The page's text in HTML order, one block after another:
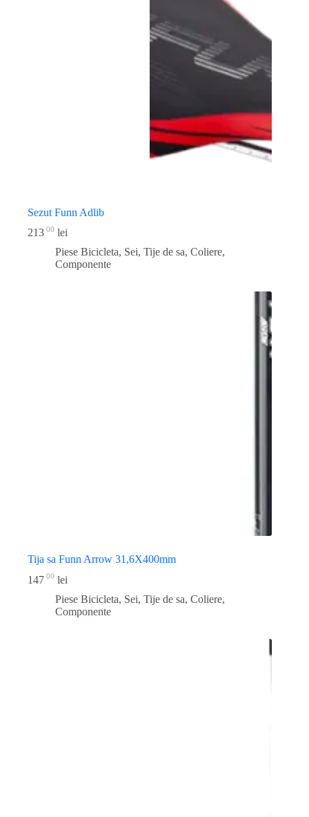
Sezut Funn Adlib
213 00 lei
Piese Bicicleta, Sei, Tije de sa, Coliere,
Componente
Tija sa Funn Arrow 31,6X400mm
147 00 lei
Piese Bicicleta, Sei, Tije de sa, Coliere,
Componente